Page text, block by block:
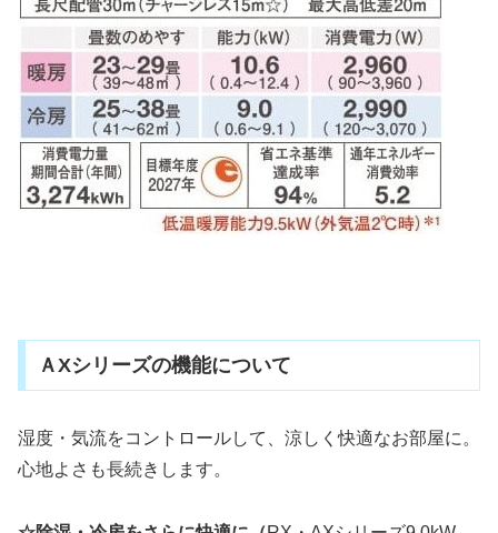
ＡXシリーズの機能について
湿度・気流をコントロールして、涼しく快適なお部屋に。
心地よさも長続きします。